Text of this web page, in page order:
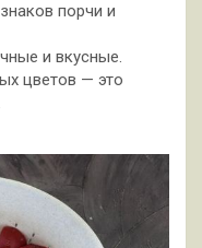
порчи и
и вкусные.
цветов — это